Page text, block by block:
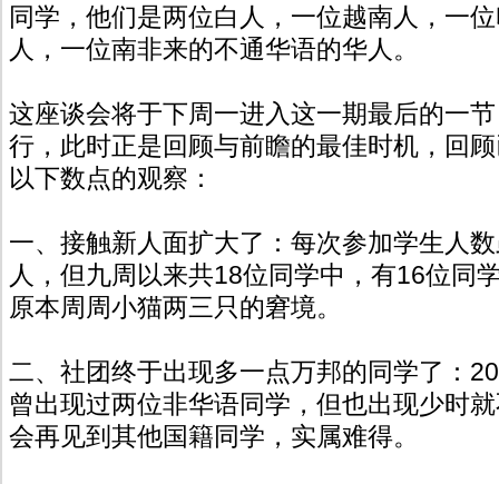
同学，他们是两位白人，一位越南人，一
人，一位南非来的不通华语的华人。
这座谈会将于下周一进入这一期最后的一
行，此时正是回顾与前瞻的最佳时机，回
以下数点的观察：
一、接触新人面扩大了：每次参加学生人
人，但九周以来共18位同学中，有16位同
原本周周小猫两三只的窘境。
二、社团终于出现多一点万邦的同学了：
曾出现过两位非华语同学，但也出现少时
会再见到其他国籍同学，实属难得。